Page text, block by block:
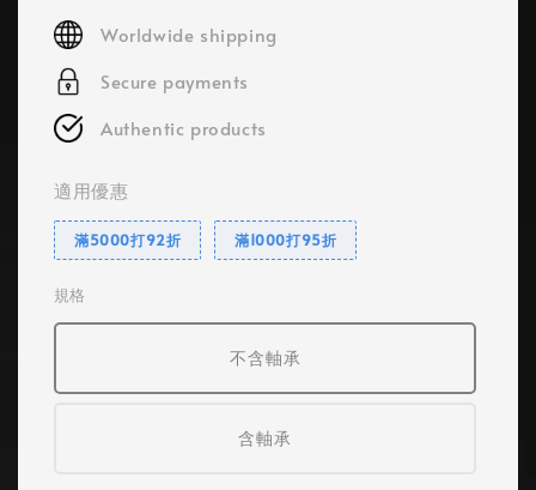
price
Worldwide shipping
Secure payments
Authentic products
適用優惠
滿5000打92折 滿1000打95折
規格
不含軸承
含軸承